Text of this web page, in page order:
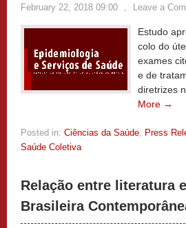
February 22, 2018 09:00 , Leave a
Estudo
colo do
exames
e de
diretrizes
More →
Posted in: Ciências da Saúde, Press
Saúde Coletiva
Relação entre literatura
Brasileira